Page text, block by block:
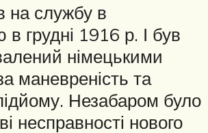
на службу в
грудні 1916 р. І був
німецькими
маневреність та
Незабаром було
несправності нового